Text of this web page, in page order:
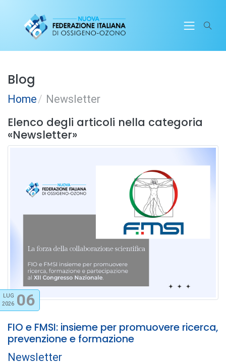
Blog
Home Newsletter
Elenco degli articoli nella categoria
«Newsletter»
LUG
2026 06
FIO e FMSI: insieme per promuovere ricerca,
prevenzione e formazione
Newsletter